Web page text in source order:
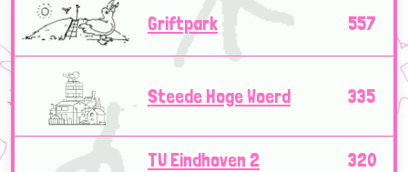
Griftpark 557
Steede Hoge Woerd 335
TU Eindhoven 2 320